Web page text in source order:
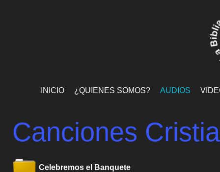
INICIO ¿QUIENES SOMOS? AUDIOS
Canciones
Celebremos el Banquete